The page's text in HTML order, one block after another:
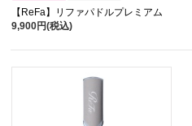
【ReFa】リファパドルプレミアム
9,900円(税込)